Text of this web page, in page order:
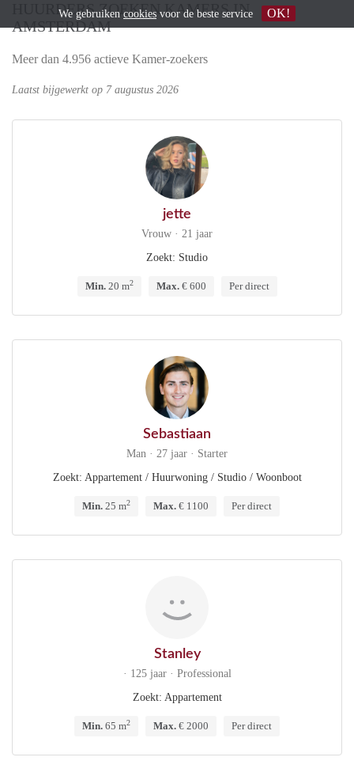
HUURDERS ZOEKEN KAMERS IN
AMSTERDAM
Meer dan 4.956 actieve Kamer-zoekers
Laatst bijgewerkt op 7 augustus 2026
jette
Vrouw · 21 jaar
Zoekt: Studio
Min.20 m2 Max.€ 600 Per direct
Sebastiaan
Man · 27 jaar · Starter
Zoekt: Appartement / Huurwoning / Studio / Woonboot
Min. 25 m2 Max. € 1100 Per direct
Stanley
· 125 jaar · Professional
Zoekt: Appartement
Min. 65 m2 Max. € 2000 Per direct
We gebruiken cookies voor de beste service OK!